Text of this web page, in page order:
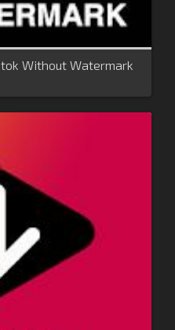
Without Watermark